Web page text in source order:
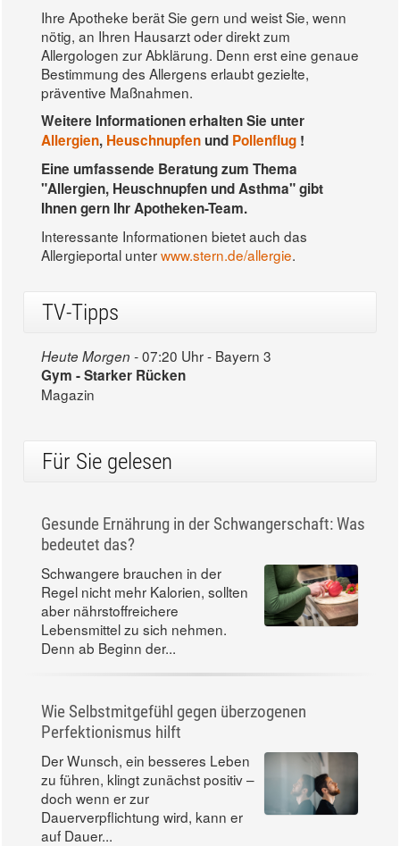
Ihre Apotheke berät Sie gern und weist Sie, wenn
nötig, an Ihren Hausarzt oder direkt zum
Allergologen zur Abklärung. Denn erst eine genaue
Bestimmung des Allergens erlaubt gezielte,
präventive Maßnahmen.
Weitere Informationen erhalten Sie unter
Allergien, Heuschnupfen und Pollenflug !
Eine umfassende Beratung zum Thema
"Allergien, Heuschnupfen und Asthma" gibt
Ihnen gern Ihr Apotheken-Team.
Interessante Informationen bietet auch das
Allergieportal unterwww.stern.de/allergie.
TV-Tipps
Heute Morgen -07:20 Uhr - Bayern 3
Gym - Starker Rücken
Magazin
Für Sie gelesen
Gesunde Ernährung in der Schwangerschaft: Was
bedeutet das?
Schwangere brauchen in der
Regel nicht mehr Kalorien, sollten
aber nährstoffreichere
Lebensmittel zu sich nehmen.
Denn ab Beginn der...
Wie Selbstmitgefühl gegen überzogenen
Perfektionismus hilft
Der Wunsch, ein besseres Leben
zu führen, klingt zunächst positiv –
doch wenn er zur
Dauerverpflichtung wird, kann er
auf Dauer...